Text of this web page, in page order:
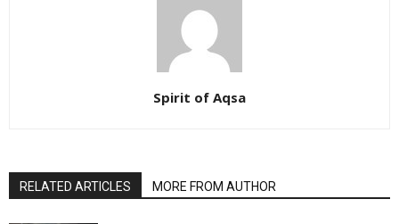
Spirit of Aqsa
RELATED ARTICLES MORE FROM AUTHOR